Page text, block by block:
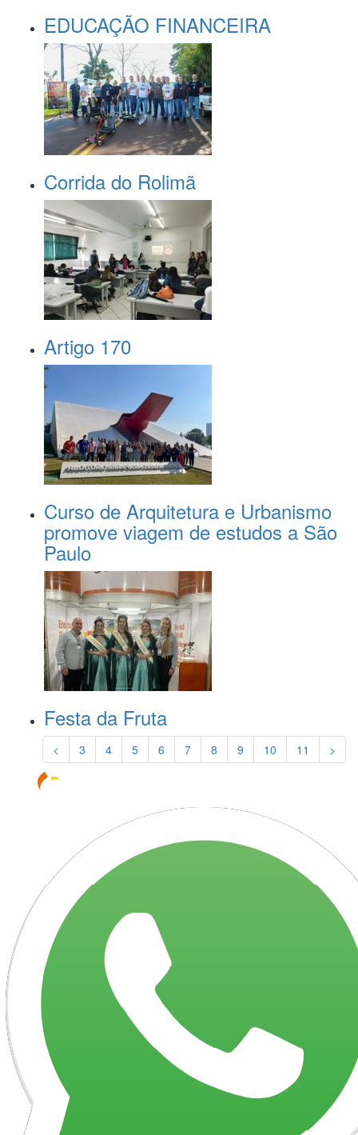
EDUCAÇÃO FINANCEIRA
Corrida do Rolimã
Artigo 170
Curso de Arquitetura e Urbanismo
promove viagem de estudos a São
Paulo
Festa da Fruta
< 3 4 5 6 7 8 9 10 11 >